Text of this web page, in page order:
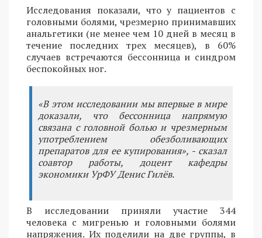
Исследования показали, что у пациентов с
головными болями, чрезмерно принимавших
анальгетики (не менее чем 10 дней в месяц в
течение последних трех месяцев), в 60%
случаев встречаются бессонница и синдром
беспокойных ног.
«В этом исследовании мы впервые в мире
доказали, что бессонница напрямую
связана с головной болью и чрезмерным
употреблением обезболивающих
препаратов для ее купирования», - сказал
соавтор работы, доцент кафедры
экономики УрФУ Денис Гилёв.
В исследовании приняли участие 344
человека с мигренью и головными болями
напряжения. Их поделили на две группы, в